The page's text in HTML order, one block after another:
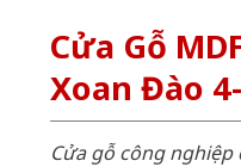
Cửa Gỗ
Xoan Đào
Cửa gỗ công nghiệp